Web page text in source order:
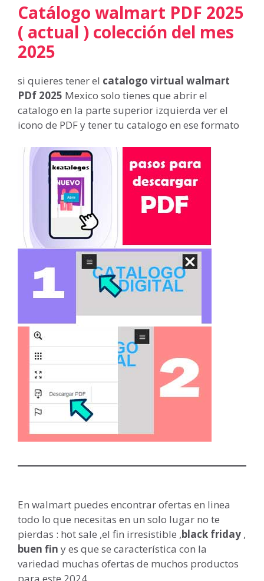
Catálogo walmart PDF 2025
( actual ) colección del mes
2025
si quieres tener el catalogo virtual walmart
PDf 2025 Mexico solo tienes que abrir el
catalogo en la parte superior izquierda ver el
icono de PDF y tener tu catalogo en ese formato
En walmart puedes encontrar ofertas en linea
todo lo que necesitas en un solo lugar no te
pierdas : hot sale ,el fin irresistible ,black friday ,
buen fin y es que se característica con la
variedad muchas ofertas de muchos productos